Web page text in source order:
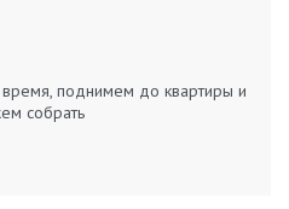
поднимем до квартиры и
собрать